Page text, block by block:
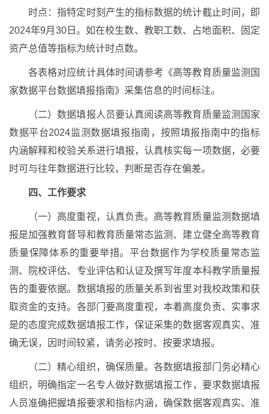
时点：指特定时刻产生的指标数据的统计截止时间，即
2024年9月30日。如在校生数、教职工数、占地面积、固定
资产总值等指标为统计时点数。
各表格对应统计具体时间请参考《高等教育质量监测国
家数据平台数据填报指南》采集信息的时间标注。
（二）数据填报人员要认真阅读高等教育质量监测国家
数据平台2024监测数据填报指南，按照填报指南中的指标
内涵解释和校验关系进行填报，认真核实每一项数据，必要
时可与往年数据进行比较，判断是否存在偏差。
四、工作要求
（一）高度重视，认真负责。高等教育质量监测数据填
报是加强教育督导和教育质量常态监测、建立健全高等教育
质量保障体系的重要举措。平台数据作为学校质量常态监
测、院校评估、专业评估和认证及撰写年度本科教学质量报
告的重要依据。数据填报的质量关系到省里对我校政策和获
取资金的支持。各部门要高度重视，本着高度负责、实事求
是的态度完成数据填报工作，保证采集的数据客观真实、准
确无误，因时间较紧，请务必按时、按要求填报。
（二）精心组织，确保质量。各数据填报部门务必精心
组织，明确指定一名专人做好数据填报工作，要求数据填报
人员准确把握填报要求和指标内涵，确保数据客观真实、准